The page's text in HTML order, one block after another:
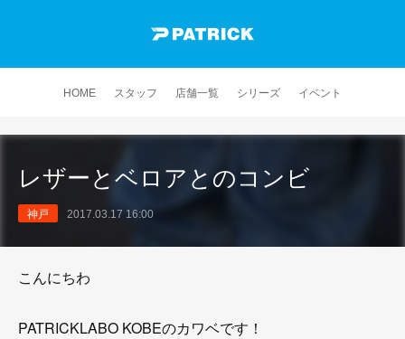
HOME スタッフ 店舗一覧 シリーズ イベント
レザーとベロアとのコンビ
神戸 2017.03.17 16:00
こんにちわ
PATRICKLABO KOBEのカワベです！